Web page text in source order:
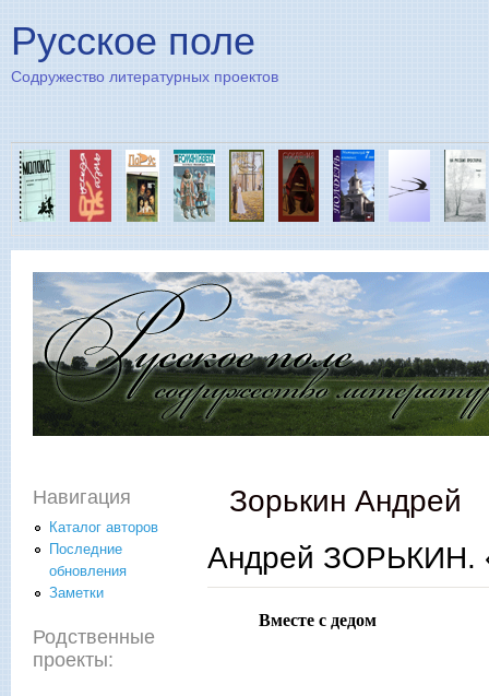
Русское поле
Содружество литературных проектов
Зорькин Андрей
Андрей ЗОРЬКИН.
Вместе с дедом
Навигация
Каталог авторов
Последние
обновления
Заметки
Родственные
проекты: